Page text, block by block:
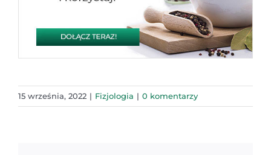
15 września, 2022 | Fizjologia | 0 komentarzy